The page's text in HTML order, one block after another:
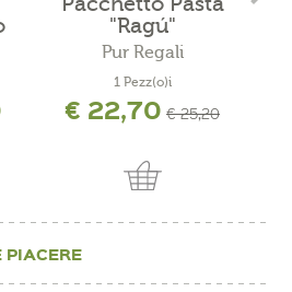
"Ragú"
Pur Regali
1 Pezz(o)i
€ 22,70 € 25,20
PIACERE